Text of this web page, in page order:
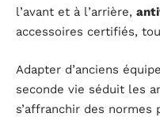
l’avant et à l’arrière,
accessoires certifiés,
Adapter d’anciens
seconde vie séduit les
s’affranchir des normes